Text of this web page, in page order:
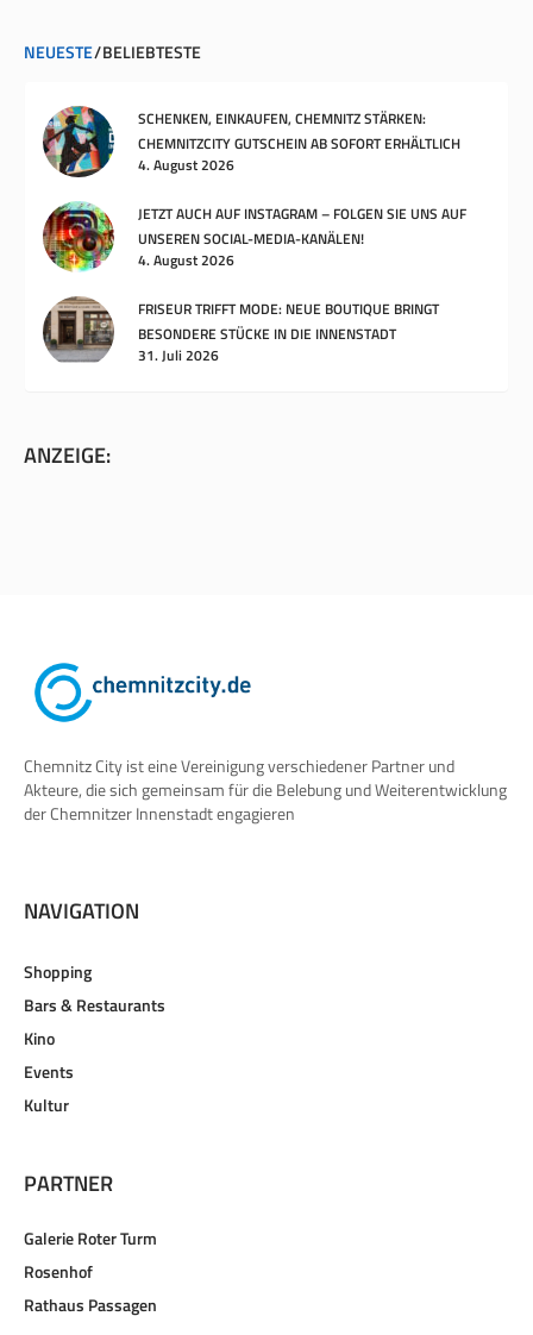
NEUESTE BELIEBTESTE
SCHENKEN, EINKAUFEN, CHEMNITZ STÄRKEN:
CHEMNITZCITY GUTSCHEIN AB SOFORT ERHÄLTLICH
4. August 2026
JETZT AUCH AUF INSTAGRAM – FOLGEN SIE UNS AUF
UNSEREN SOCIAL-MEDIA-KANÄLEN!
4. August 2026
FRISEUR TRIFFT MODE: NEUE BOUTIQUE BRINGT
BESONDERE STÜCKE IN DIE INNENSTADT
31. Juli 2026
ANZEIGE:
Chemnitz City ist eine Vereinigung verschiedener Partner und
Akteure, die sich gemeinsam für die Belebung und Weiterentwicklung
der Chemnitzer Innenstadt engagieren
NAVIGATION
Shopping
Bars & Restaurants
Kino
Events
Kultur
PARTNER
Galerie Roter Turm
Rosenhof
Rathaus Passagen